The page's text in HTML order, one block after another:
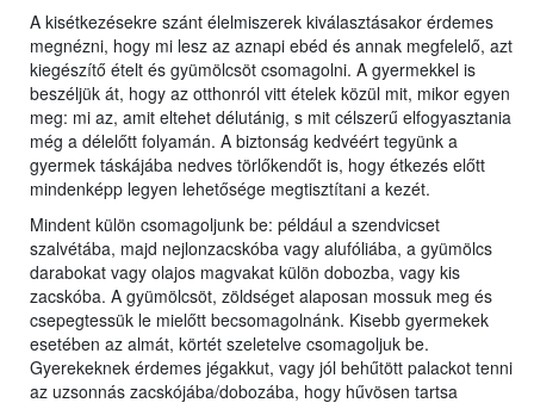
A kisétkezésekre szánt élelmiszerek kiválasztásakor érdemes
megnézni, hogy mi lesz az aznapi ebéd és annak megfelelő, azt
kiegészítő ételt és gyümölcsöt csomagolni. A gyermekkel is
beszéljük át, hogy az otthonról vitt ételek közül mit, mikor egyen
meg: mi az, amit eltehet délutánig, s mit célszerű elfogyasztania
még a délelőtt folyamán. A biztonság kedvéért tegyünk a
gyermek táskájába nedves törlőkendőt is, hogy étkezés előtt
mindenképp legyen lehetősége megtisztítani a kezét.
Mindent külön csomagoljunk be: például a szendvicset
szalvétába, majd nejlonzacskóba vagy alufóliába, a gyümölcs
darabokat vagy olajos magvakat külön dobozba, vagy kis
zacskóba. A gyümölcsöt, zöldséget alaposan mossuk meg és
csepegtessük le mielőtt becsomagolnánk. Kisebb gyermekek
esetében az almát, körtét szeletelve csomagoljuk be.
Gyerekeknek érdemes jégakkut, vagy jól behűtött palackot tenni
az uzsonnás zacskójába/dobozába, hogy hűvösen tartsa